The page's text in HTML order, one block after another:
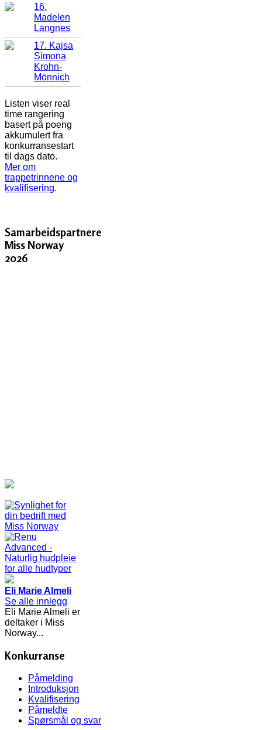
16.
Madelen
Langnes
17. Kajsa
Simona
Krohn-
Mönnich
Listen viser real
time rangering
basert på poeng
akkumulert fra
konkurransestart
til dags dato.
Mer om
trappetrinnene og
kvalifisering.
Samarbeidspartnere
Miss Norway
2026
Eli Marie Almeli
Se alle innlegg
Eli Marie Almeli er
deltaker i Miss
Norway...
Konkurranse
Påmelding
Introduksjon
Kvalifisering
Påmeldte
Spørsmål og svar